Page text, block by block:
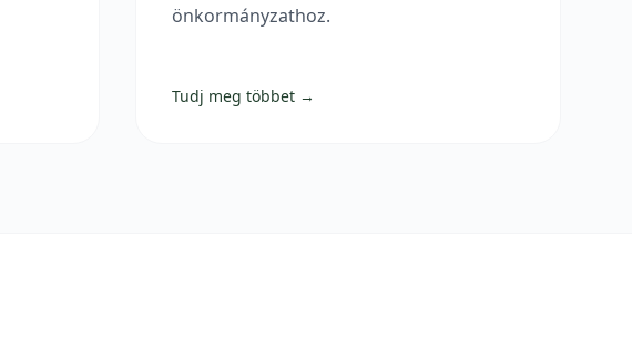
önkormányzathoz.
Tudj meg többet →